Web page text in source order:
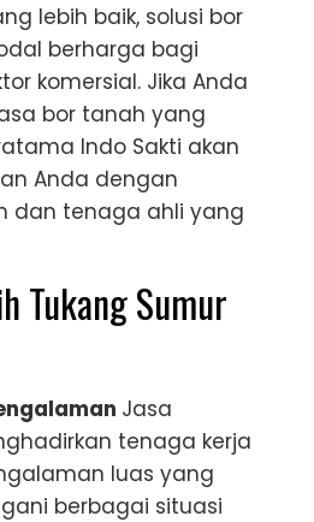
lebih baik, solusi bor
berharga bagi
komersial. Jika Anda
bor tanah yang
Indo Sakti akan
Anda dengan
dan tenaga ahli yang
Tukang Sumur
Jasa
tenaga kerja
luas yang
berbagai situasi